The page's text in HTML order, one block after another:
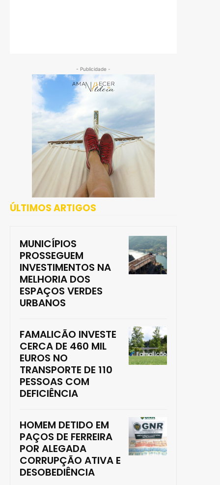
- Publicidade -
ÚLTIMOS ARTIGOS
MUNICÍPIOS
PROSSEGUEM
INVESTIMENTOS NA
MELHORIA DOS
ESPAÇOS VERDES
URBANOS
FAMALICÃO INVESTE
CERCA DE 460 MIL
EUROS NO
TRANSPORTE DE 110
PESSOAS COM
DEFICIÊNCIA
HOMEM DETIDO EM
PAÇOS DE FERREIRA
POR ALEGADA
CORRUPÇÃO ATIVA E
DESOBEDIÊNCIA